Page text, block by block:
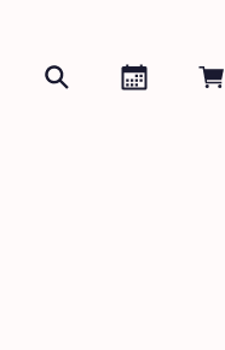
Agenda
Zoeken